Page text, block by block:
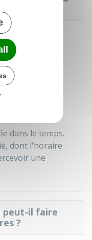
partiel est
du travail
salarié qui, à
complet un
dans le temps.
dont l'horaire
une
peut-il faire
?